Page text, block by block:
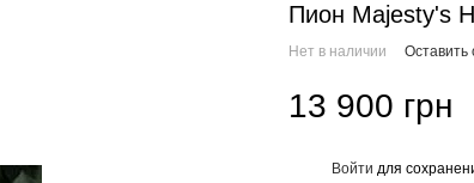
Пион Majesty's
Нет в наличии Оставить
13 900 грн
Войти для